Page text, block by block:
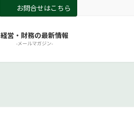
お問合せはこちら
経営・財務の最新情報
-メールマガジン-